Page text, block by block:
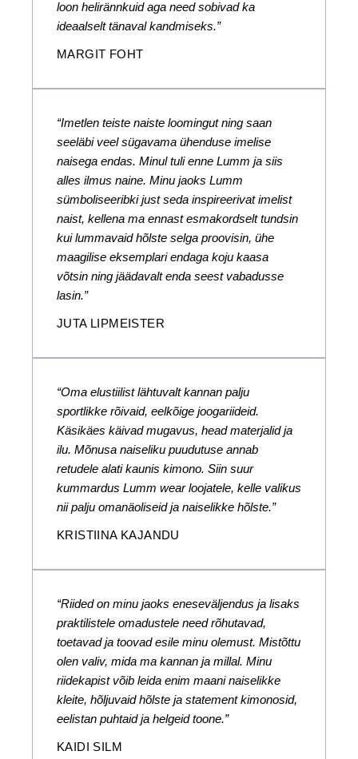
loon helirännkuid aga need sobivad ka
ideaalselt tänaval kandmiseks.”
MARGIT FOHT
“Imetlen teiste naiste loomingut ning saan
seeläbi veel sügavama ühenduse imelise
naisega endas. Minul tuli enne Lumm ja siis
alles ilmus naine. Minu jaoks Lumm
sümboliseeribki just seda inspireerivat imelist
naist, kellena ma ennast esmakordselt tundsin
kui lummavaid hõlste selga proovisin, ühe
maagilise eksemplari endaga koju kaasa
võtsin ning jäädavalt enda seest vabadusse
lasin.”
JUTA LIPMEISTER
“Oma elustiilist lähtuvalt kannan palju
sportlikke rõivaid, eelkõige joogariideid.
Käsikäes käivad mugavus, head materjalid ja
ilu. Mõnusa naiseliku puudutuse annab
retudele alati kaunis kimono. Siin suur
kummardus Lumm wear loojatele, kelle valikus
nii palju omanäoliseid ja naiselikke hõlste.”
KRISTIINA KAJANDU
“Riided on minu jaoks eneseväljendus ja lisaks
praktilistele omadustele need rõhutavad,
toetavad ja toovad esile minu olemust. Mistõttu
olen valiv, mida ma kannan ja millal. Minu
riidekapist võib leida enim maani naiselikke
kleite, hõljuvaid hõlste ja statement kimonosid,
eelistan puhtaid ja helgeid toone.”
KAIDI SILM